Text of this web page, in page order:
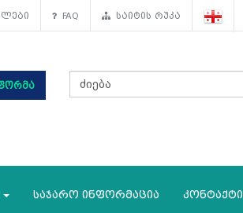
FAQ საიტის რუკა
საჯარო ინფორმაცია კონტაქტი